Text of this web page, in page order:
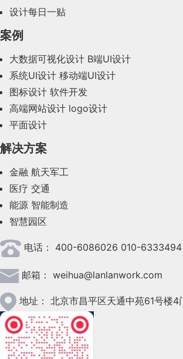
2023年10月(14)
2023年8月(88)
2023年7月(62)
2023年6月(58)
2023年5月(28)
2023年4月(47)
2023年3月(37)
2023年2月(90)
2023年1月(78)
2022年12月(45)
2022年11月(69)
设计每日一贴
案例
大数据可视化设计 B端UI设计
系统UI设计 移动端UI设计
图标设计 软件开发
高端网站设计 logo设计
平面设计
解决方案
金融 航天军工
医疗 交通
能源 智能制造
智慧园区
电话： 400-6086026 010-6333494
邮箱： weihua@lanlanwork.com
地址： 北京市昌平区天通中苑61号楼4